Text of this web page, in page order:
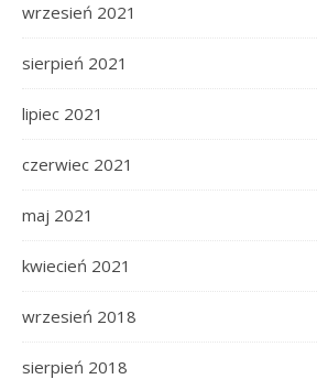
wrzesień 2021
sierpień 2021
lipiec 2021
czerwiec 2021
maj 2021
kwiecień 2021
wrzesień 2018
sierpień 2018